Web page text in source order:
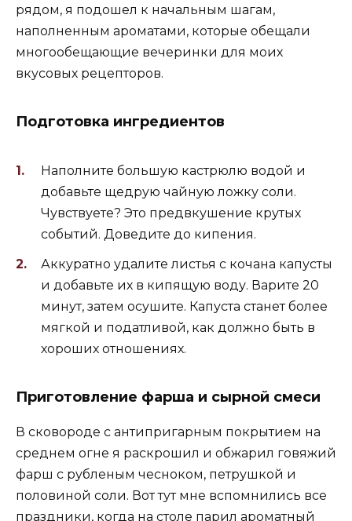
рядом, я подошел к начальным шагам,
наполненным ароматами, которые обещали
многообещающие вечеринки для моих
вкусовых рецепторов.
Подготовка ингредиентов
Наполните большую кастрюлю водой и
добавьте щедрую чайную ложку соли.
Чувствуете? Это предвкушение крутых
событий. Доведите до кипения.
Аккуратно удалите листья с кочана капусты
и добавьте их в кипящую воду. Варите 20
минут, затем осушите. Капуста станет более
мягкой и податливой, как должно быть в
хороших отношениях.
Приготовление фарша и сырной смеси
В сковороде с антипригарным покрытием на
среднем огне я раскрошил и обжарил говяжий
фарш с рубленым чесноком, петрушкой и
половиной соли. Вот тут мне вспомнились все
праздники, когда на столе парил ароматный